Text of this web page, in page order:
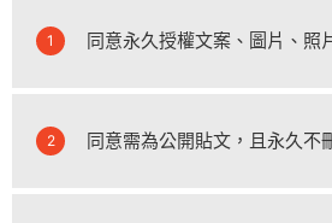
1 同意永久授權文案、圖片、照
2 同意需為公開貼文，且永久不